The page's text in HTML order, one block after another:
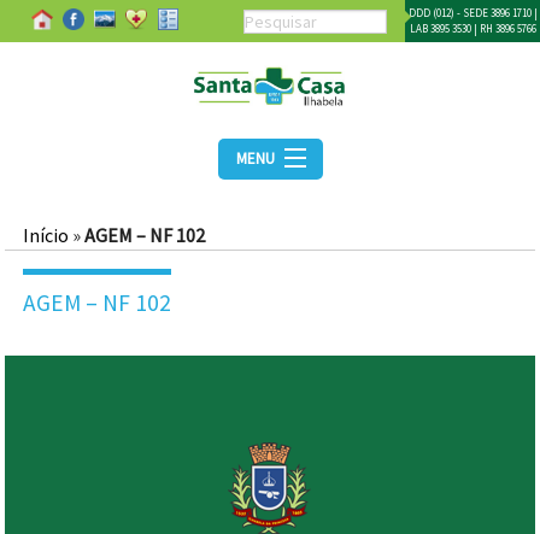
DDD (012) - SEDE 3896 1710 |
LAB 3895 3530 | RH 3896 5766
MENU
Início »AGEM – NF 102
AGEM – NF 102